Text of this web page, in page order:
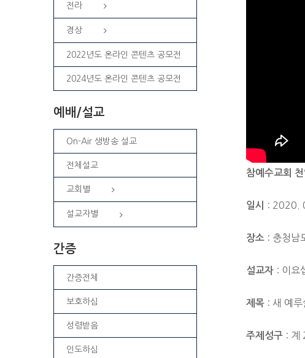
참예수교회
일시 : 2020.
장소 : 충청남
설교자 : 이요
제목 : 새 예
주제성구 : 계
전라
경상
2022년도 온라인 콘텐츠 공모전
2024년도 온라인 콘텐츠 공모전
예배/설교
On-Air 생방송 설교
전체설교
교회별
설교자별
간증
간증전체
보호하심
성령받음
인도하심